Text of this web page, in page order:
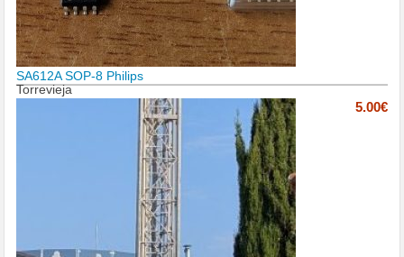
SA612A SOP-8 Philips
Torrevieja
5.00€